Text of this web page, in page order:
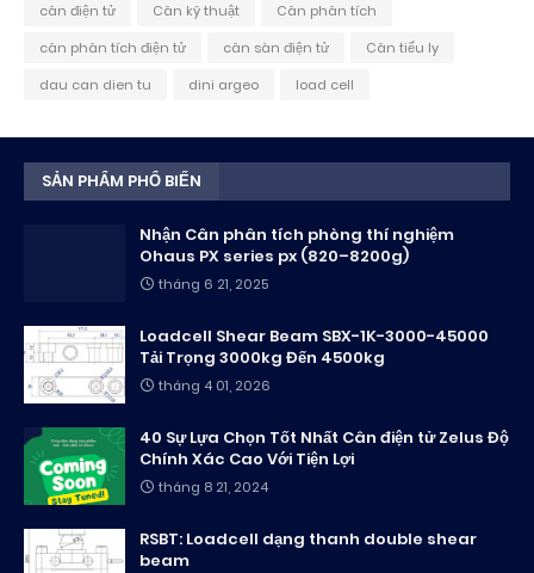
cân điện tử
Cân kỹ thuật
Cân phân tích
cân phân tích điện tử
cân sàn điện tử
Cân tiểu ly
dau can dien tu
dini argeo load cell
SẢN PHẨM PHỔ BIẾN
Nhận Cân phân tích phòng thí nghiệm
Ohaus PX series px (820–8200g)
tháng 6 21, 2025
Loadcell Shear Beam SBX-1K-3000-45000
Tải Trọng 3000kg Đến 4500kg
tháng 4 01, 2026
40 Sự Lựa Chọn Tốt Nhất Cân điện tử Zelus Độ
Chính Xác Cao Với Tiện Lợi
tháng 8 21, 2024
RSBT: Loadcell dạng thanh double shear
beam